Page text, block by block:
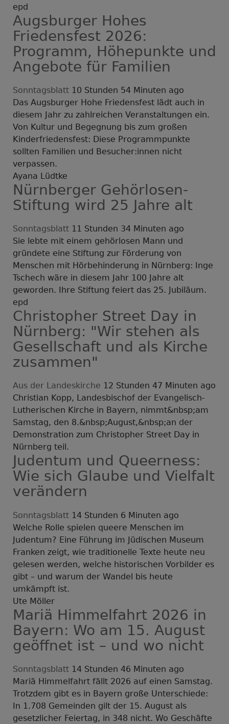
epd
Augsburger Hohes
Friedensfest 2026:
Programm, Höhepunkte und
Angebote für Familien
Sonntagsblatt 10 Stunden 54 Minuten ago
Das Augsburger Hohe Friedensfest lädt auch in
diesem Jahr zu zahlreichen Veranstaltungen ein.
Von Kultur und Begegnung bis zum großen
Kinderfriedensfest: Diese Programmpunkte
sollten Familien und Besucher:innen nicht
verpassen.
Ayana Lüdtke
Nürnberger Gehörlosen-
Stiftung wird 25 Jahre alt
Sonntagsblatt 11 Stunden 34 Minuten ago
Sie lebte mit einem gehörlosen Mann und
gründete eine Stiftung zur Förderung von
Menschen mit Hörbehinderung in Nürnberg: Inge
Tschech wäre in diesem Jahr 100 Jahre alt
geworden. Ihre Stiftung feiert das 25. Jubiläum.
epd
Christopher Street Day in
Nürnberg: "Wir stehen als
Gesellschaft und als Kirche
zusammen"
Aus der Landeskirche 12 Stunden 47 Minuten ago
Christian Kopp, Landesbischof der Evangelisch-
Lutherischen Kirche in Bayern, nimmt&nbsp;am
Samstag, den 8.&nbsp;August,&nbsp;an der
Demonstration zum Christopher Street Day in
Nürnberg teil.
Judentum und Queerness:
Wie sich Glaube und Vielfalt
verändern
Sonntagsblatt 14 Stunden 6 Minuten ago
Welche Rolle spielen queere Menschen im
Judentum? Eine Führung im Jüdischen Museum
Franken zeigt, wie traditionelle Texte heute neu
gelesen werden, welche historischen Vorbilder es
gibt – und warum der Wandel bis heute
umkämpft ist.
Ute Möller
Mariä Himmelfahrt 2026 in
Bayern: Wo am 15. August
geöffnet ist – und wo nicht
Sonntagsblatt 14 Stunden 46 Minuten ago
Mariä Himmelfahrt fällt 2026 auf einen Samstag.
Trotzdem gibt es in Bayern große Unterschiede:
In 1.708 Gemeinden gilt der 15. August als
gesetzlicher Feiertag, in 348 nicht. Wo Geschäfte